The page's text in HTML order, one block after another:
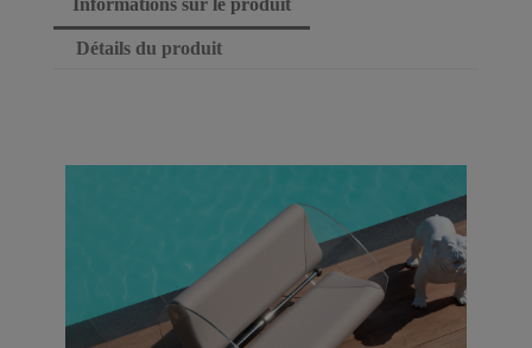
Informations sur le produit
Détails du produit